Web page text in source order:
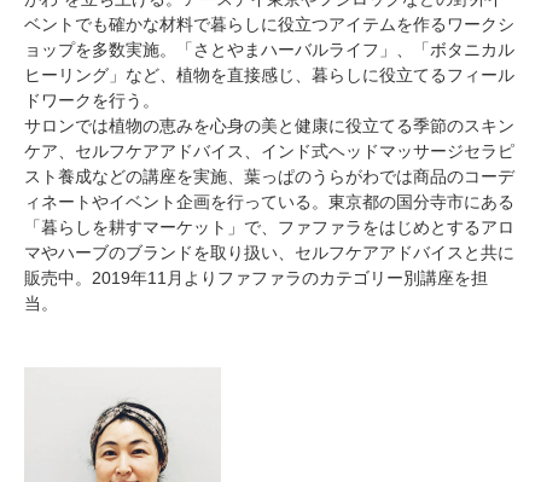
ベントでも確かな材料で暮らしに役立つアイテムを作るワークシ
ョップを多数実施。「さとやまハーバルライフ」、「ボタニカル
ヒーリング」など、植物を直接感じ、暮らしに役立てるフィール
ドワークを行う。
サロンでは植物の恵みを心身の美と健康に役立てる季節のスキン
ケア、セルフケアアドバイス、インド式ヘッドマッサージセラピ
スト養成などの講座を実施、葉っぱのうらがわでは商品のコーデ
ィネートやイベント企画を行っている。東京都の国分寺市にある
「暮らしを耕すマーケット」で、ファファラをはじめとするアロ
マやハーブのブランドを取り扱い、セルフケアアドバイスと共に
販売中。2019年11月よりファファラのカテゴリー別講座を担
当。